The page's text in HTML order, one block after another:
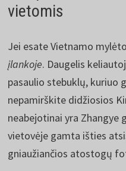
vietomis
Jei esate Vietnamo
įlankoje. Daugelis
pasaulio stebuklų, kuriuo
nepamirškite didžiosios
neabejotinai yra Zhangye
vietovėje gamta išties
gniaužiančios atostogų